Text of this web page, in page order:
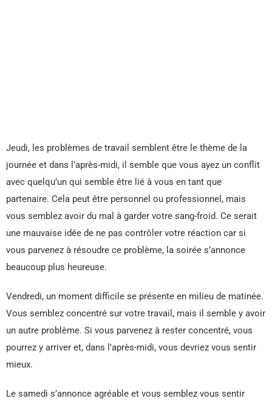
Jeudi, les problèmes de travail semblent être le thème de la
journée et dans l’après-midi, il semble que vous ayez un conflit
avec quelqu’un qui semble être lié à vous en tant que
partenaire. Cela peut être personnel ou professionnel, mais
vous semblez avoir du mal à garder votre sang-froid. Ce serait
une mauvaise idée de ne pas contrôler votre réaction car si
vous parvenez à résoudre ce problème, la soirée s’annonce
beaucoup plus heureuse.
Vendredi, un moment difficile se présente en milieu de matinée.
Vous semblez concentré sur votre travail, mais il semble y avoir
un autre problème. Si vous parvenez à rester concentré, vous
pourrez y arriver et, dans l’après-midi, vous devriez vous sentir
mieux.
Le samedi s’annonce agréable et vous semblez vous sentir